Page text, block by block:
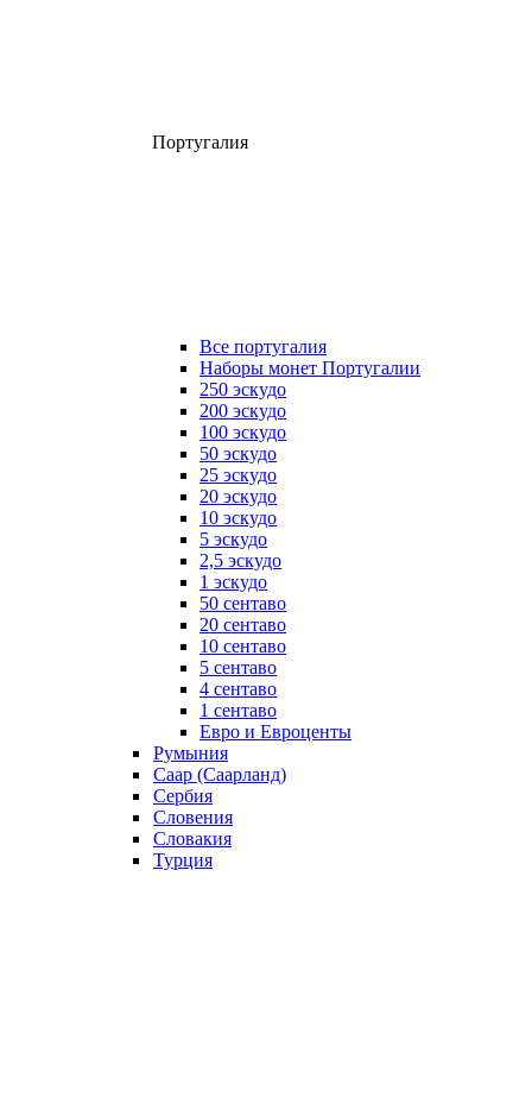
Португалия
Все португалия
Наборы монет Португалии
250 эскудо
200 эскудо
100 эскудо
50 эскудо
25 эскудо
20 эскудо
10 эскудо
5 эскудо
2,5 эскудо
1 эскудо
50 сентаво
20 сентаво
10 сентаво
5 сентаво
4 сентаво
1 сентаво
Евро и Евроценты
Румыния
Саар (Саарланд)
Сербия
Словения
Словакия
Турция